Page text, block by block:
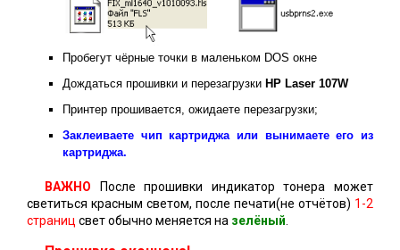
Пробегут чёрные точки в маленьком DOS окне
Дождаться прошивки и перезагрузки HP Laser 107W
Принтер прошивается, ожидаете перезагрузки;
Заклеиваете чип картриджа или вынимаете его из
картриджа.
ВАЖНО
После прошивки индикатор тонера может
светиться красным светом, после печати(не отчётов) 1-2
страниц свет обычно меняется на зелёный